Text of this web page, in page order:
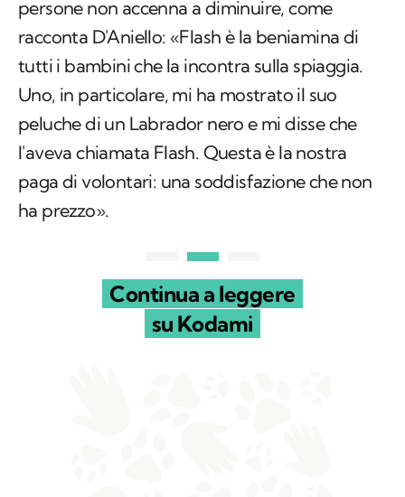
persone non accenna a diminuire, come
racconta D'Aniello: «Flash è la beniamina di
tutti i bambini che la incontra sulla spiaggia.
Uno, in particolare, mi ha mostrato il suo
peluche di un Labrador nero e mi disse che
l'aveva chiamata Flash. Questa è la nostra
paga di volontari: una soddisfazione che non
ha prezzo».
Continua a leggere
su Kodami